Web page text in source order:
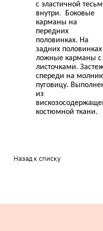
с эластичной
внутри. Боковые
карманы на
передних
половинках. На
задних половинках
ложные карманы с
листочками.
спереди на
пуговицу.
из
костюмной ткани.
Назад к списку